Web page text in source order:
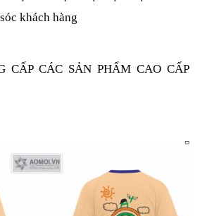
khách hàng
CẤP CÁC SẢN PHẨM CAO CẤP